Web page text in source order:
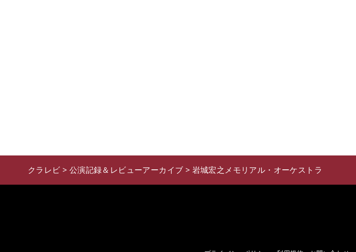
クラレビ > 公演記録＆レビューアーカイブ > 岩城宏之メモリアル・オーケストラ